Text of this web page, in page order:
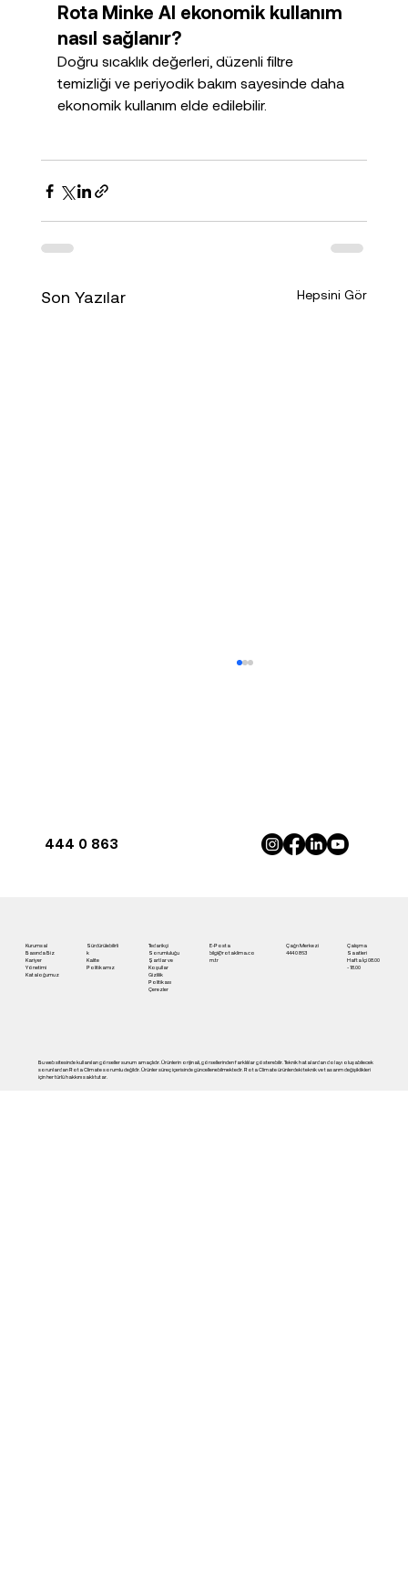
Rota Minke AI ekonomik kullanım
nasıl sağlanır?
Doğru sıcaklık değerleri, düzenli filtre
temizliği ve periyodik bakım sayesinde daha
ekonomik kullanım elde edilebilir.
Son Yazılar Hepsini Gör
444 0 863
Kurumsal
Basında Biz
Kariyer
Yönetimi
Kataloğumuz
Sürdürülebilirli
k
Kalite
Politikamız
Tedarikçi
Sorumluluğu
Şartlar ve
Koşullar
Gizlilik
Politikası
Çerezler
E-Posta
bilgi@rotaklima.co
m.tr
Çağrı Merkezi
444 0 863
Çalışma
Saatleri
Hafta İçi 08.00
- 18.00
Bu web sitesinde kullanılan görseller sunum amaçlıdır. Ürünlerin orijinali, görsellerinden farklılılar gösterebilir. Teknik hatalardan dolayı oluşabilecek
sorunlardan Rota Climate sorumlu değildir. Ürünler süreç içerisinde güncellenebilmektedir. Rota Climate ürünlerdeki teknik ve tasarım değişiklikleri
için her türlü hakkını saklı tutar.